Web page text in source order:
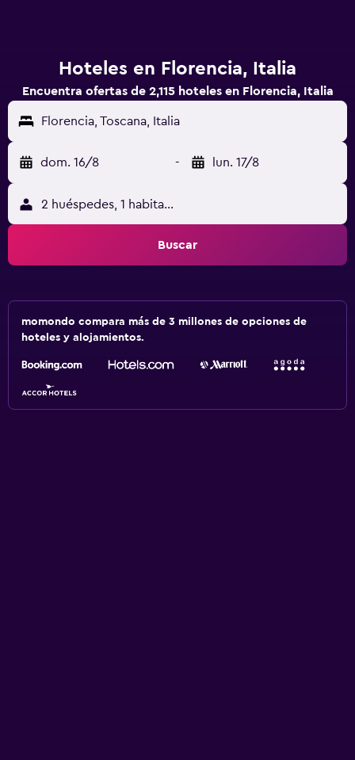
Hoteles en Florencia, Italia
Encuentra ofertas de 2,115 hoteles en Florencia, Italia
Florencia, Toscana, Italia
dom. 16/8 - lun. 17/8
2 huéspedes, 1 habitación
Buscar
momondo compara más de 3 millones de opciones de
hoteles y alojamientos.